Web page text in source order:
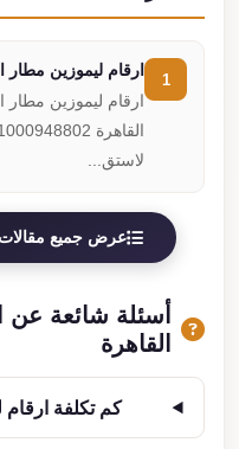
ارقام ليموزين مطار
ارقام ليموزين مطار
لاستق...
عرض جميع مقالات
أسئلة شائعة عن
القاهرة
كم تكلفة ارقام